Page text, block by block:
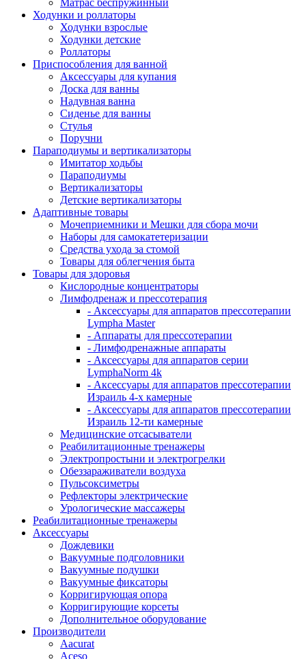
Матрас беспружинный
Ходунки и роллаторы
Ходунки взрослые
Ходунки детские
Роллаторы
Приспособления для ванной
Аксессуары для купания
Доска для ванны
Надувная ванна
Сиденье для ванны
Стулья
Поручни
Параподиумы и вертикализаторы
Имитатор ходьбы
Параподиумы
Вертикализаторы
Детские вертикализаторы
Адаптивные товары
Мочеприемники и Мешки для сбора мочи
Наборы для самокатетеризации
Средства ухода за стомой
Товары для облегчения быта
Товары для здоровья
Кислородные концентраторы
Лимфодренаж и прессотерапия
- Аксессуары для аппаратов прессотерапии
Lympha Master
- Аппараты для прессотерапии
- Лимфодренажные аппараты
- Аксессуары для аппаратов серии
LymphaNorm 4k
- Аксессуары для аппаратов прессотерапии
Израиль 4-х камерные
- Аксессуары для аппаратов прессотерапии
Израиль 12-ти камерные
Медицинские отсасыватели
Реабилитационные тренажеры
Электропростыни и электрогрелки
Обеззараживатели воздуха
Пульсоксиметры
Рефлекторы электрические
Урологические массажеры
Реабилитационные тренажеры
Аксессуары
Дождевики
Вакуумные подголовники
Вакуумные подушки
Вакуумные фиксаторы
Корригирующая опора
Корригирующие корсеты
Дополнительное оборудование
Производители
Aacurat
Aceso